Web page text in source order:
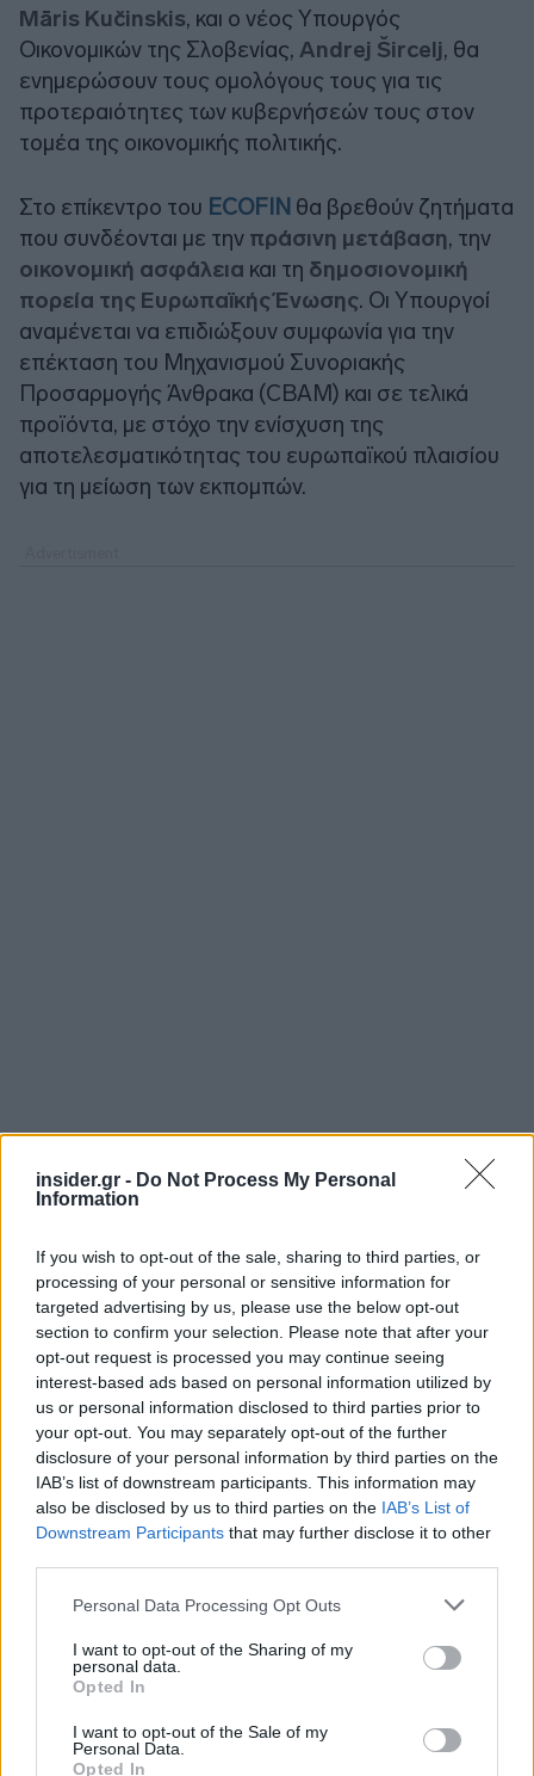
insider.gr - Do Not Process My Personal
Information
If you wish to opt-out of the sale, sharing to third parties, or
processing of your personal or sensitive information for
targeted advertising by us, please use the below opt-out
section to confirm your selection. Please note that after your
opt-out request is processed you may continue seeing
interest-based ads based on personal information utilized by
us or personal information disclosed to third parties prior to
your opt-out. You may separately opt-out of the further
disclosure of your personal information by third parties on the
IAB’s list of downstream participants. This information may
also be disclosed by us to third parties on the IAB’s List of
Downstream Participants that may further disclose it to other
Please note that this website/app uses one or more Google
not limited to your visit or usage behaviour. You may click to
grant or deny consent to Google and its third-party tags to
use your data for below specified purposes in below Google
consent section.
Personal Data Processing Opt Outs
I want to opt-out of the Sharing of my
personal data.
Opted In
I want to opt-out of the Sale of my
Personal Data.
Opted In
Māris Kučinskis, και ο νέος Υπουργός
Οικονομικών της Σλοβενίας, Andrej Šircelj, θα
ενημερώσουν τους ομολόγους τους για τις
προτεραιότητες των κυβερνήσεών τους στον
τομέα της οικονομικής πολιτικής.
Στο επίκεντρο του ECOFIN θα βρεθούν ζητήματα
που συνδέονται με την πράσινη μετάβαση, την
οικονομική ασφάλεια και τη δημοσιονομική
πορεία της Ευρωπαϊκής Ένωσης. Οι Υπουργοί
αναμένεται να επιδιώξουν συμφωνία για την
επέκταση του Μηχανισμού Συνοριακής
Προσαρμογής Άνθρακα (CBAM) και σε τελικά
προϊόντα, με στόχο την ενίσχυση της
αποτελεσματικότητας του ευρωπαϊκού πλαισίου
για τη μείωση των εκπομπών.
Παράλληλα, οι συζητήσεις θα επικεντρωθούν
στηνπρόοδο υλοποίησης του Ταμείου
Ανάκαμψης και Ανθεκτικότητας.Στην ατζέντα
περιλαμβάνονται επίσης η εαρινή δέσμη μέτρων
του Ευρωπαϊκού Εξαμήνου 2026, η εφαρμογή του
νέου ευρωπαϊκού δημοσιονομικού πλαισίου και η
χρηματοδότηση των αμυντικών αναγκών της
Ευρώπης.
Δέσμη Μέτρων για την ολοκλήρωση και την
εποπτεία της αγοράς, βασικό στοιχείο της
στρατηγικής για την Ένωση Αποταμιεύσεων και
SIU), καθώς και τις ευρύτερες πρωτοβουλίες που